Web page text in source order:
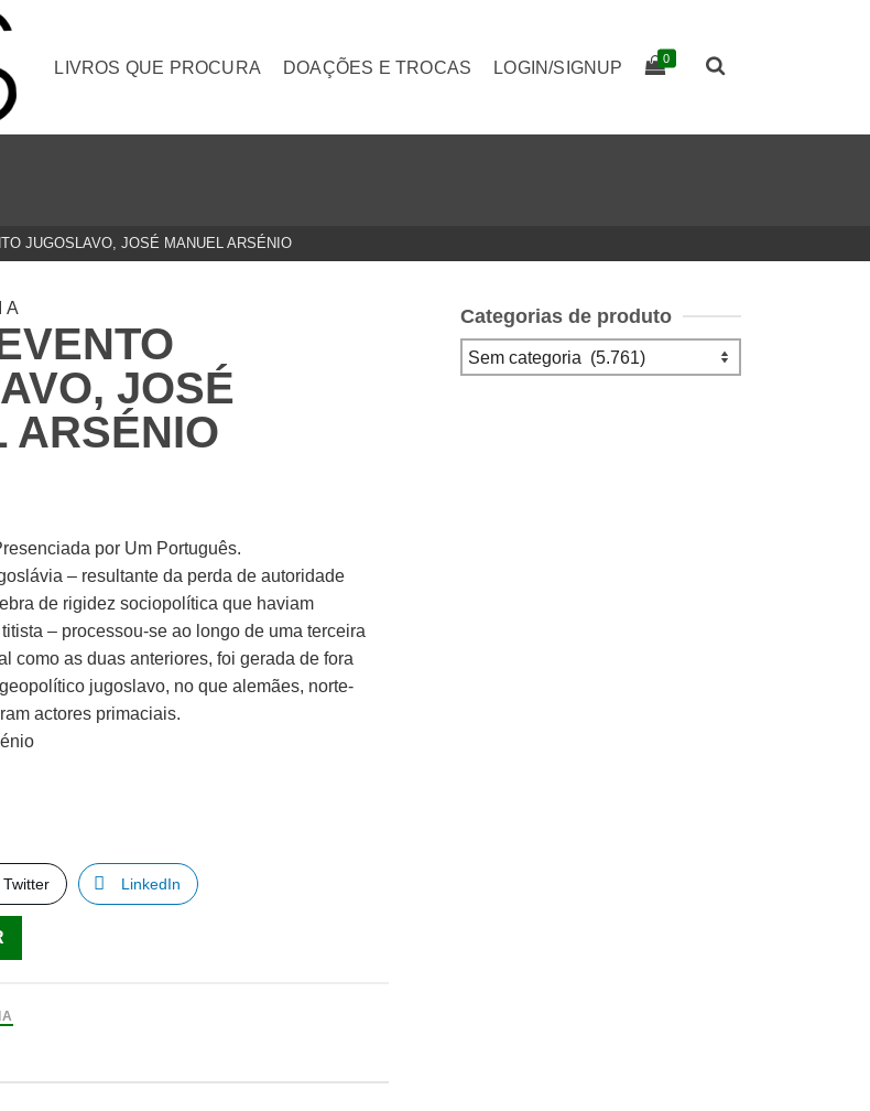
LIVROS QUE PROCURA DOAÇÕES E TROCAS LOGIN/SIGNUP 0
JUGOSLAVO, JOSÉ MANUEL ARSÉNIO
JOSÉ
ARSÉNIO
por Um Português.
– resultante da perda de autoridade
de rigidez sociopolítica que haviam
– processou-se ao longo de uma terceira
como as duas anteriores, foi gerada de fora
jugoslavo, no que alemães, norte-
actores primaciais.
Twitter LinkedIn
Categorias de produto